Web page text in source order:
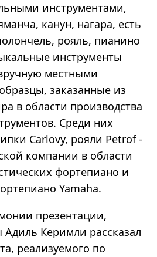
инструментами,
канун, нагара, есть
рояль, пианино
инструменты
местными
заказанные из
в области производства
Среди них
Carlovy, рояли Petrof -
компании в области
фортепиано и
Yamaha.
презентации,
Адиль Керимли рассказал
реализуемого по